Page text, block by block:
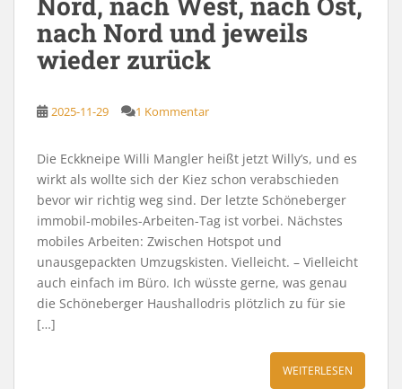
nach Nord und jeweils
wieder zurück
2025-11-29 1 Kommentar
Die Eckkneipe Willi Mangler heißt jetzt Willy’s, und es
wirkt als wollte sich der Kiez schon verabschieden
bevor wir richtig weg sind. Der letzte Schöneberger
immobil-mobiles-Arbeiten-Tag ist vorbei. Nächstes
mobiles Arbeiten: Zwischen Hotspot und
unausgepackten Umzugskisten. Vielleicht. – Vielleicht
auch einfach im Büro. Ich wüsste gerne, was genau
die Schöneberger Haushallodris plötzlich zu für sie
[…]
WEITERLESEN